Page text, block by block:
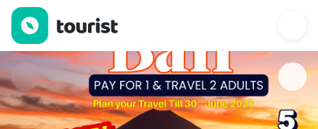
Vacation Roots — Unterkünfte | Up to 50% off | Tourist